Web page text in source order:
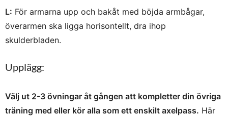
L: För armarna upp och bakåt med böjda armbågar,
överarmen ska ligga horisontellt, dra ihop
skulderbladen.
Upplägg:
Välj ut 2-3 övningar åt gången att kompletter din övriga
träning med eller kör alla som ett enskilt axelpass. Här